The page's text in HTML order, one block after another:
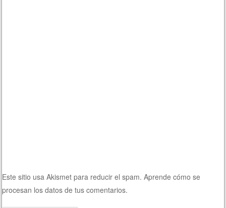
Este sitio usa Akismet para reducir el spam.Aprende cómo se
procesan los datos de tus comentarios.